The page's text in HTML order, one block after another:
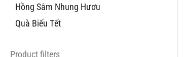
Hồng Sâm Nhung Hươu
Quà Biếu Tết
Product filters